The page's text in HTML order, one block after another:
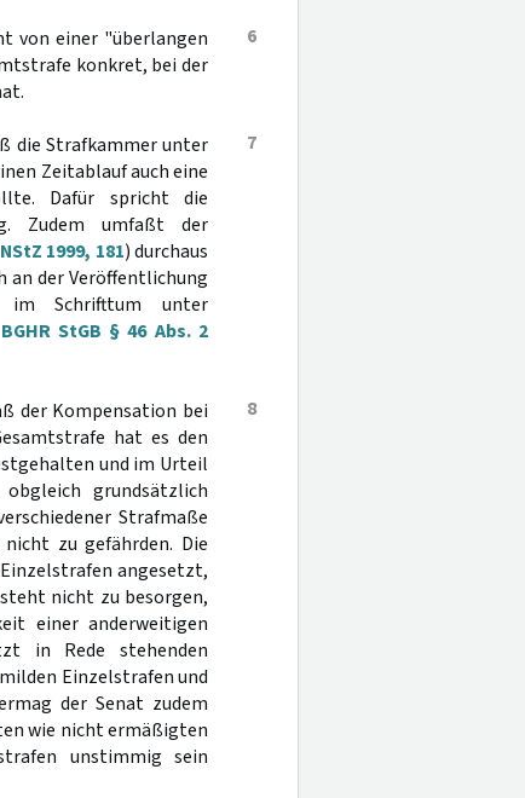
6
von einer "überlangen
konkret, bei der
7
die Strafkammer unter
Zeitablauf auch eine
Dafür spricht die
Zudem umfaßt der
NStZ 1999, 181) durchaus
an der Veröffentlichung
im Schrifttum unter
BGHR StGB § 46 Abs. 2
8
der Kompensation bei
hat es den
und im Urteil
grundsätzlich
Strafmaße
zu gefährden. Die
angesetzt,
nicht zu besorgen,
einer anderweitigen
in Rede stehenden
Einzelstrafen und
der Senat zudem
wie nicht ermäßigten
unstimmig sein